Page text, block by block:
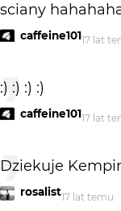
sciany
caffeine10117 lat
:) :) :) :)
caffeine10117 lat
Dziekuje
rosalist17 lat temu